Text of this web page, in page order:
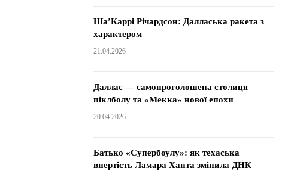
Ша’Каррі Річардсон: Далласька ракета з
характером
21.04.2026
Даллас — самопроголошена столиця
піклболу та «Мекка» нової епохи
20.04.2026
Батько «Супербоулу»: як техаська
впертість Ламара Ханта змінила ДНК